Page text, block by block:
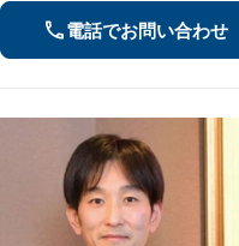
電話でお問い合わせ